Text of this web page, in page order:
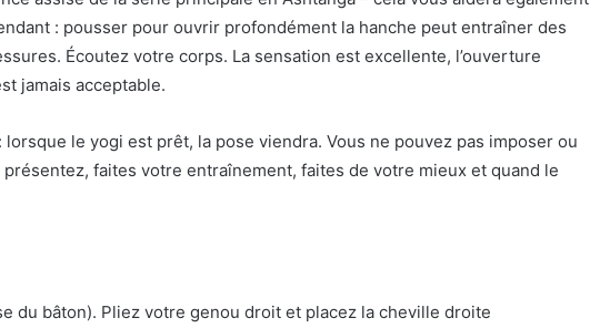
: pousser pour ouvrir profondément la hanche peut entraîner des
Écoutez votre corps. La sensation est excellente, l’ouverture
jamais acceptable.
le yogi est prêt, la pose viendra. Vous ne pouvez pas imposer ou
faites votre entraînement, faites de votre mieux et quand le
du bâton). Pliez votre genou droit et placez la cheville droite